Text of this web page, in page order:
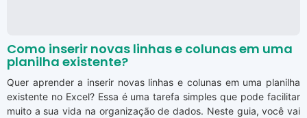
Como inserir novas linhas e colunas em uma
planilha existente?
Quer aprender a inserir novas linhas e colunas em uma planilha
existente no Excel? Essa é uma tarefa simples que pode facilitar
muito a sua vida na organização de dados. Neste guia, você vai